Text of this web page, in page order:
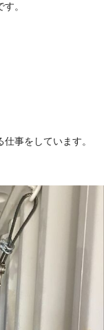
。
事をしています。